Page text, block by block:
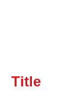
Title